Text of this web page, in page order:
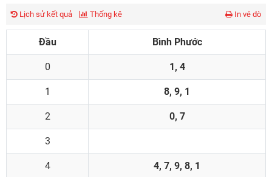
Lịch sử kết quả Thống kê In vé dò
Đầu Bình Phước
0 1, 4
1 8, 9, 1
2 0, 7
3
4 4, 7, 9, 8, 1